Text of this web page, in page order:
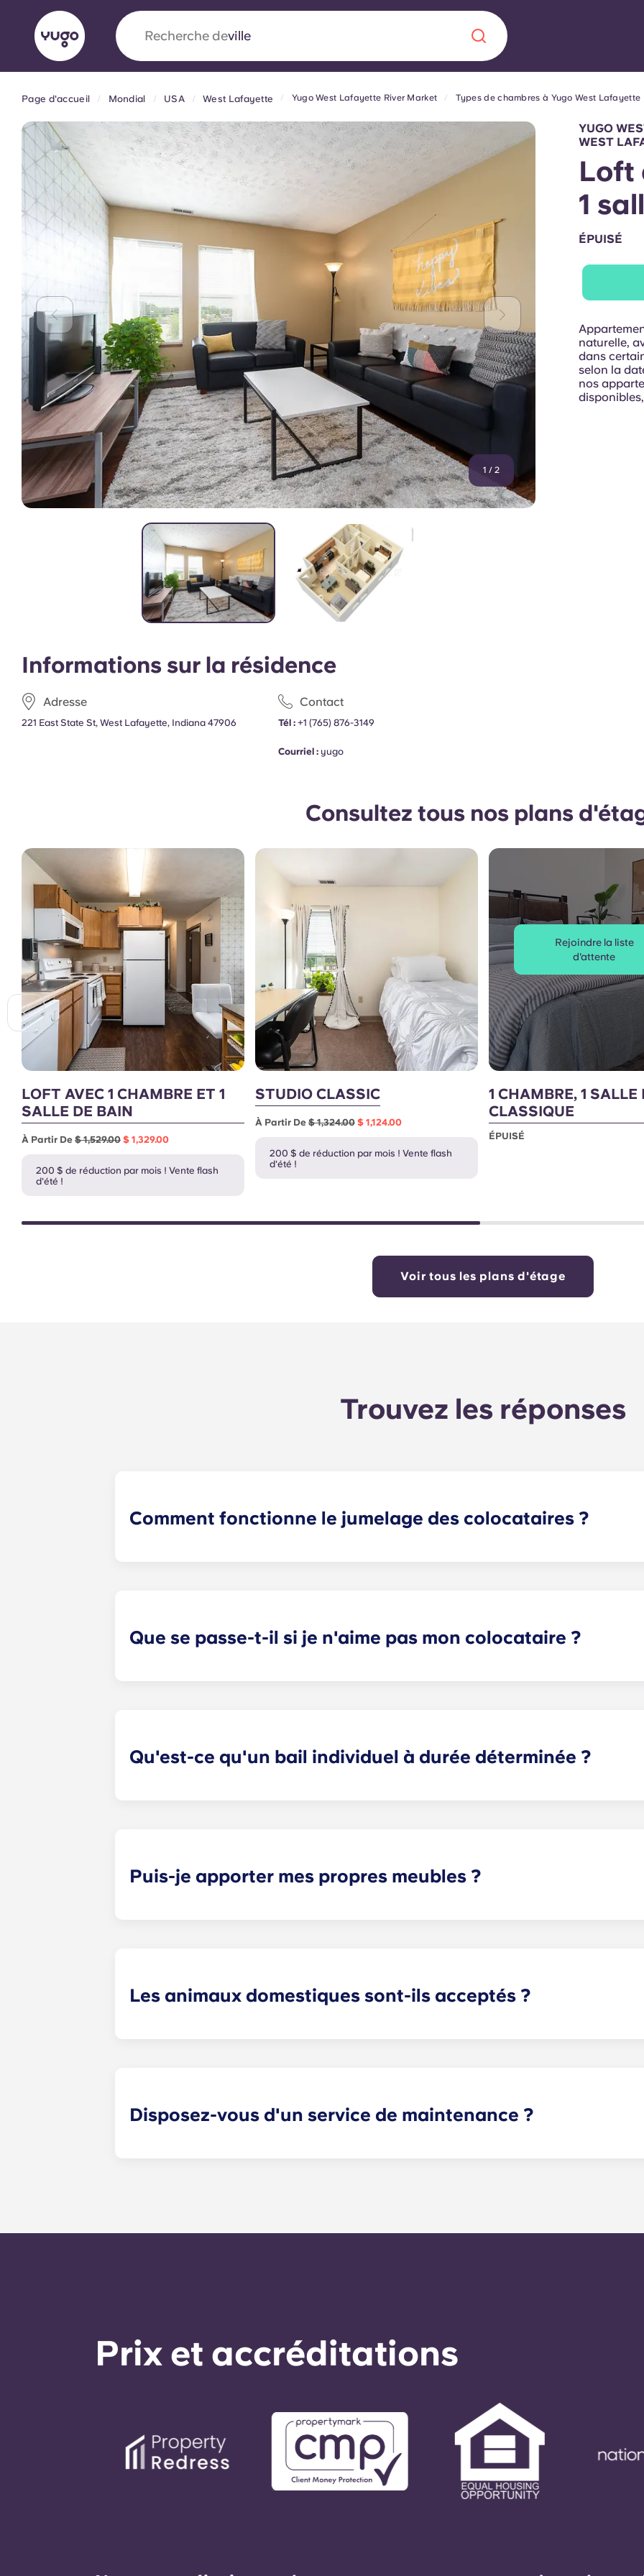
Recherche depays
À proposLieuxPlus
Yugo x VCARB : À l'avant-garde d'une
nouvelle ère pour le logement étudiant
Yugo Le partenariat novateur de [nom de l'entreprise] avec
VCARB alimente l'innovation, l'ambition et des moments
inoubliables pour les étudiants.
À propos de
English (GB) English (US) Chinese Español Català
Portuguese
Page d'accueil Mondial USA West Lafayette Yugo West Lafayette River Market Types de chambres à Yugo West Lafayette
1 / 2
Informations sur la résidence
Adresse
221 East State St, West Lafayette, Indiana 47906
Contact
Tél : +1 (765) 876-3149
Courriel : yugo
YUGO
WEST
Loft
1
ÉPUISÉ
naturelle,
dans
selon la
nos
Consultez tous nos plans
LOFT AVEC 1 CHAMBRE ET 1
SALLE DE BAIN
À Partir De $ 1,529.00 $ 1,329.00
200 $ de réduction par mois ! Vente flash
d'été !
STUDIO CLASSIC
À Partir De$ 1,324.00 $ 1,124.00
200 $ de réduction par mois ! Vente flash
d'été !
Rejoindre la liste
d'attente
1 CHAMBRE, 1 SALLE
CLASSIQUE
ÉPUISÉ
Voir tous les plans d'étage
Trouvez les réponses
Comment fonctionne le jumelage des colocataires ?
Que se passe-t-il si je n'aime pas mon colocataire ?
Qu'est-ce qu'un bail individuel à durée déterminée ?
Puis-je apporter mes propres meubles ?
Les animaux domestiques sont-ils acceptés ?
Disposez-vous d'un service de maintenance ?
Prix ​​et accréditations